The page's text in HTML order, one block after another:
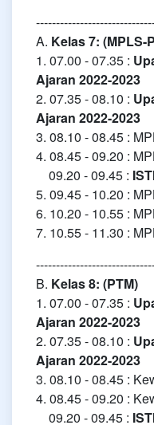
A. Kelas 7: (MPLS-
1. 07.00 - 07.35 :
Ajaran 2022-2023
2. 07.35 - 08.10 :
Ajaran 2022-2023
3. 08.10 - 08.45 :
4. 08.45 - 09.20 :
09.20 - 09.45 :
5. 09.45 - 10.20 :
6. 10.20 - 10.55 :
7. 10.55 - 11.30 :
B. Kelas 8: (PTM)
1. 07.00 - 07.35 :
Ajaran 2022-2023
2. 07.35 - 08.10 :
Ajaran 2022-2023
3. 08.10 - 08.45 :
4. 08.45 - 09.20 :
09.20 - 09.45 :